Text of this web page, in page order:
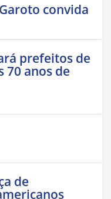
convida
prefeitos de
70 anos de
de